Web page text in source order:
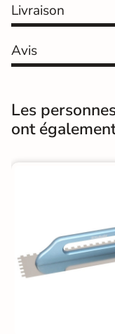
Bords
Finition
Résistant au Gel
Conditionnement
Normes
Livraison
Avis
Les
ont